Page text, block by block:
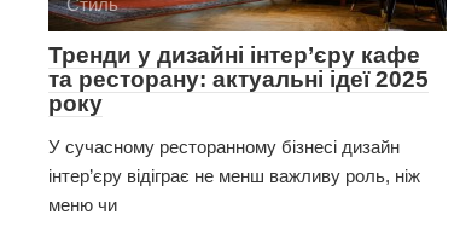
Стиль
Тренди у дизайні інтер’єру кафе
та ресторану: актуальні ідеї 2025
року
У сучасному ресторанному бізнесі дизайн
інтер’єру відіграє не менш важливу роль, ніж
меню чи